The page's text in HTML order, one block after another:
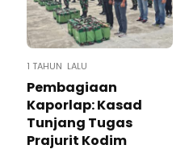
1 TAHUN LALU
Pembagiaan
Kaporlap: Kasad
Tunjang Tugas
Prajurit Kodim